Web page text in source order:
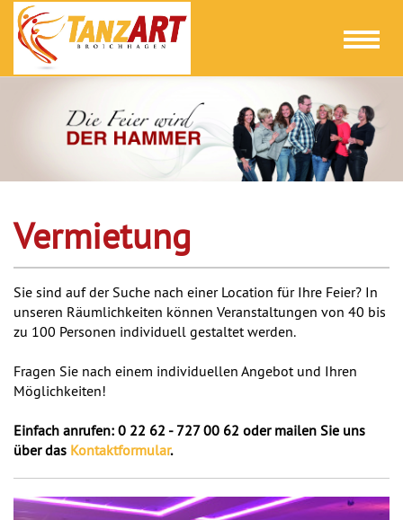
Toggle
Vermietung
Sie sind auf der Suche nach einer Location für Ihre Feier? In
unseren Räumlichkeiten können Veranstaltungen von 40 bis
zu 100 Personen individuell gestaltet werden.
Fragen Sie nach einem individuellen Angebot und Ihren
Möglichkeiten!
Einfach anrufen: 0 22 62 - 727 00 62 oder mailen Sie uns
über das Kontaktformular.
Previous Next